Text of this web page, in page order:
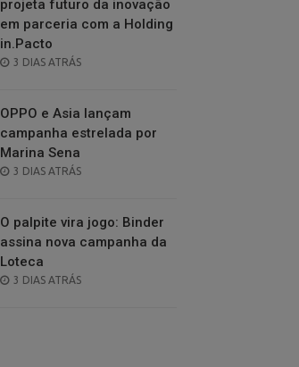
projeta futuro da inovação
em parceria com a Holding
in.Pacto
POSTED
3 DIAS ATRÁS
OPPO e Asia lançam
campanha estrelada por
Marina Sena
POSTED
3 DIAS ATRÁS
O palpite vira jogo: Binder
assina nova campanha da
Loteca
POSTED
3 DIAS ATRÁS